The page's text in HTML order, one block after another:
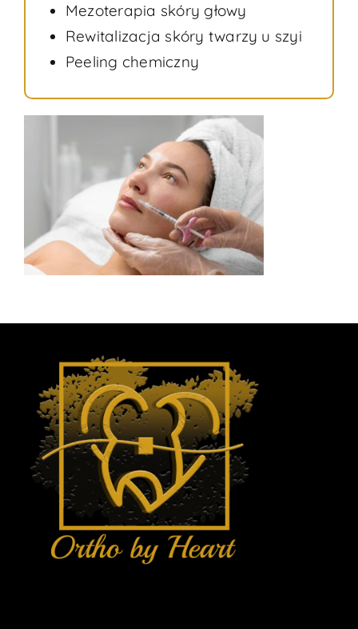
Mezoterapia skóry głowy
Rewitalizacja skóry twarzy u szyi
Peeling chemiczny